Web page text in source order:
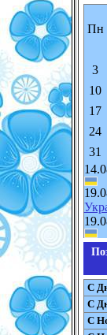
Пн
3
10
17
24
31
С
С
С